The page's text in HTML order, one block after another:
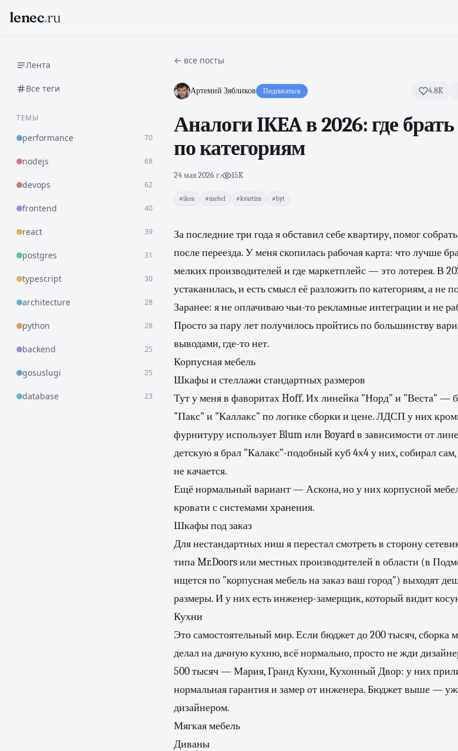
lenec.ru
Лента
Все теги
ТЕМЫ
performance 70
nodejs 68
devops 62
frontend 40
react 39
postgres 31
typescript 30
architecture 28
python 28
backend 25
gosuslugi 25
database 23
← все посты
Артемий Зябликов Подписаться 4.8K
Аналоги IKEA в 2026: где
по категориям
24 мая 2026 г.· 15K
#ikea #mebel #kvartira #byt
За последние три года я обставил себе квартиру, помог
после переезда. У меня скопилась рабочая карта: что лучше
мелких производителей и где маркетплейс — это лотерея. В
устаканилась, и есть смысл её разложить по категориям, а не
Заранее: я не оплачиваю чьи-то рекламные интеграции и не
Просто за пару лет получилось пройтись по большинству
выводами, где-то нет.
Корпусная мебель
Шкафы и стеллажи стандартных размеров
Тут у меня в фаворитах Hoff. Их линейка "Норд" и "Веста" —
"Пакс" и "Каллакс" по логике сборки и цене. ЛДСП у них
фурнитуру использует Blum или Boyard в зависимости от
детскую я брал "Калакс"-подобный куб 4х4 у них, собирал
не качается.
Ещё нормальный вариант — Аскона, но у них корпусной
кровати с системами хранения.
Шкафы под заказ
Для нестандартных ниш я перестал смотреть в сторону
типа Mr.Doors или местных производителей в области (в
ищется по "корпусная мебель на заказ ваш город") выходят
размеры. И у них есть инженер-замерщик, который видит
Кухни
Это самостоятельный мир. Если бюджет до 200 тысяч, сборка
делал на дачную кухню, всё нормально, просто не жди
500 тысяч — Мария, Гранд Кухни, Кухонный Двор: у них
нормальная гарантия и замер от инженера. Бюджет выше —
дизайнером.
Мягкая мебель
Диваны